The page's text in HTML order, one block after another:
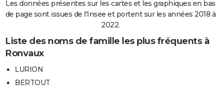
Les données présentes sur les cartes et les graphiques en bas
de page sont issues de l'Insee et portent sur les années 2018 à
2022.
Liste des noms de famille les plus fréquents à
Ronvaux
LURION
BERTOUT